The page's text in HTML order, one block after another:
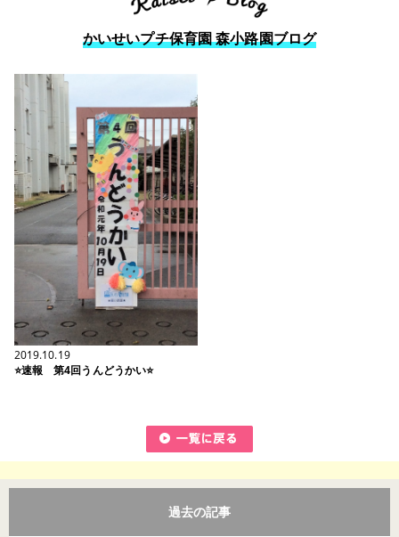
かいせいプチ保育園 森小路園ブログ
2019.10.19
⭐速報 第4回うんどうかい⭐
過去の記事